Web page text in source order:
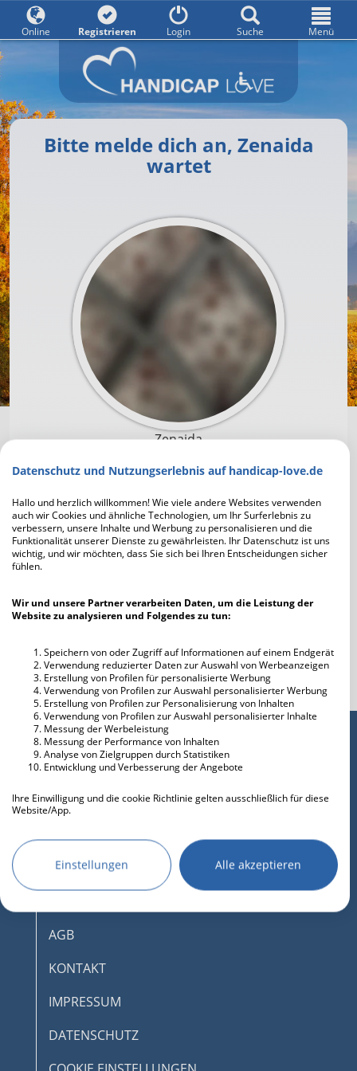
Datenschutz und Nutzungserlebnis auf handicap-love.de
Hallo und herzlich willkommen! Wie viele andere Websites verwenden
auch wir Cookies und ähnliche Technologien, um Ihr Surferlebnis zu
verbessern, unsere Inhalte und Werbung zu personalisieren und die
Funktionalität unserer Dienste zu gewährleisten. Ihr Datenschutz ist uns
wichtig, und wir möchten, dass Sie sich bei Ihren Entscheidungen sicher
fühlen.
Wir und unsere Partner verarbeiten Daten, um die Leistung der
Website zu analysieren und Folgendes zu tun:
Speichern von oder Zugriff auf Informationen auf einem Endgerät
Verwendung reduzierter Daten zur Auswahl von Werbeanzeigen
Erstellung von Profilen für personalisierte Werbung
Verwendung von Profilen zur Auswahl personalisierter Werbung
Erstellung von Profilen zur Personalisierung von Inhalten
Verwendung von Profilen zur Auswahl personalisierter Inhalte
Messung der Werbeleistung
Messung der Performance von Inhalten
Analyse von Zielgruppen durch Statistiken
Entwicklung und Verbesserung der Angebote
Ihre Einwilligung und die cookie Richtlinie gelten ausschließlich für diese
Website/App.
Wir nutzen Ihre Daten für folgende Zwecke:
IAB-Verarbeitungszwecke:
Speichern von oder Zugriff auf
Informationen auf einem Endgerät
Verwendung reduzierter Daten zur Auswahl
Werbung
Verwendung von Profilen zur Auswahl
Einstellungen Alle akzeptieren
Bitte melde dich an, Zenaida
wartet
Zenaida
Um mit Zenaida in Kontakt zu treten und die
Profilfotos scharf zu sehen, musst du dich zuerst
registrieren. Die Anmeldung geht schnell und ist
unverbindlich und kostenlos.
Online Registrieren Login Suche Menü
AGB
KONTAKT
IMPRESSUM
DATENSCHUTZ